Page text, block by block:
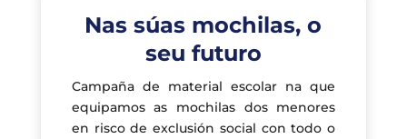
Nas súas mochilas, o
seu futuro
Campaña de material escolar na que
equipamos as mochilas dos menores
en risco de exclusión social con todo o